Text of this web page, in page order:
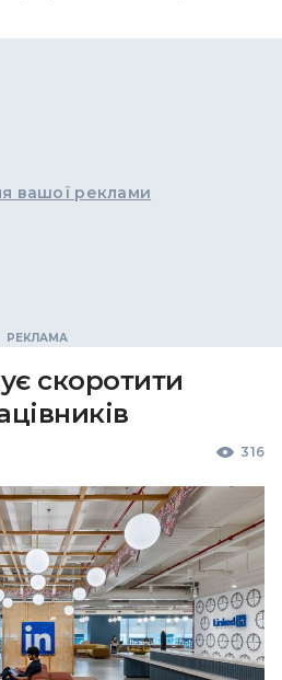
вашої реклами
скоротити
316